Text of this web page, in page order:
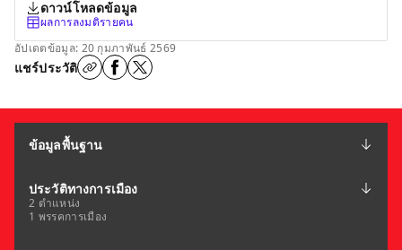
ดาวน์โหลดข้อมูล
ผลการลงมติรายคน
อัปเดตข้อมูล: 20 กุมภาพันธ์ 2569
แชร์ประวัติ
ข้อมูลพื้นฐาน
ประวัติทางการเมือง
2 ตำแหน่ง
1 พรรคการเมือง